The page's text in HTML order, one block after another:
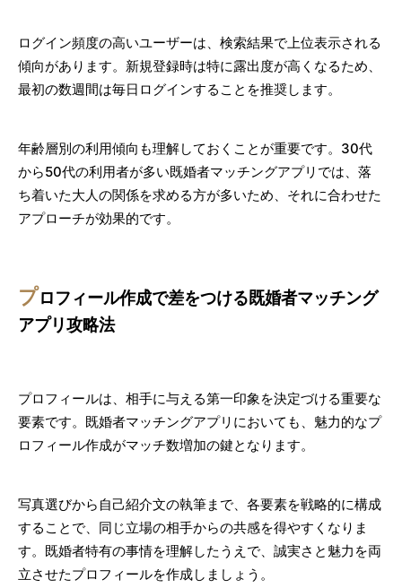
ログイン頻度の高いユーザーは、検索結果で上位表示される
傾向があります。新規登録時は特に露出度が高くなるため、
最初の数週間は毎日ログインすることを推奨します。
年齢層別の利用傾向も理解しておくことが重要です。30代
から50代の利用者が多い既婚者マッチングアプリでは、落
ち着いた大人の関係を求める方が多いため、それに合わせた
アプローチが効果的です。
プロフィール作成で差をつける既婚者マッチング
アプリ攻略法
プロフィールは、相手に与える第一印象を決定づける重要な
要素です。既婚者マッチングアプリにおいても、魅力的なプ
ロフィール作成がマッチ数増加の鍵となります。
写真選びから自己紹介文の執筆まで、各要素を戦略的に構成
することで、同じ立場の相手からの共感を得やすくなりま
す。既婚者特有の事情を理解したうえで、誠実さと魅力を両
立させたプロフィールを作成しましょう。